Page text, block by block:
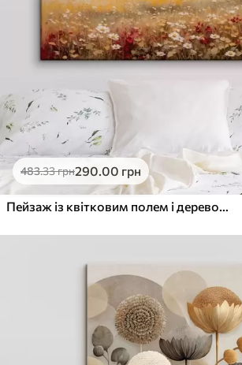
483.33грн290.00 грн
Пейзаж із квітковим полем і деревом на горизонті